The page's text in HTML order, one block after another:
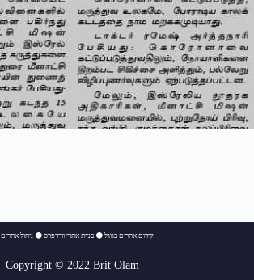
קידום אתרים בגוגל ⚫בניית אתרי וורדפרס ⚫ניהול אתרים
Copyright © 2022 Brit Olam